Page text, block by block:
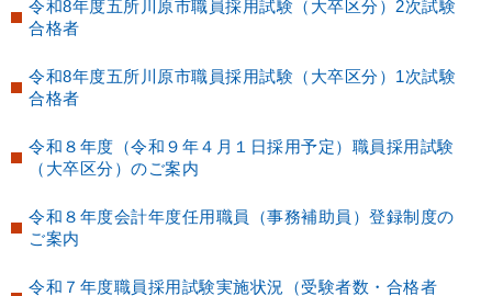
令和8年度五所川原市職員採用試験（大卒区分）2次試験
合格者
令和8年度五所川原市職員採用試験（大卒区分）1次試験
合格者
令和８年度（令和９年４月１日採用予定）職員採用試験
（大卒区分）のご案内
令和８年度会計年度任用職員（事務補助員）登録制度の
ご案内
令和７年度職員採用試験実施状況（受験者数・合格者